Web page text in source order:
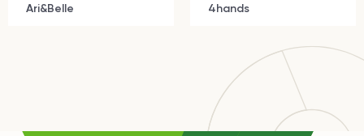
Ari&Belle 4hands